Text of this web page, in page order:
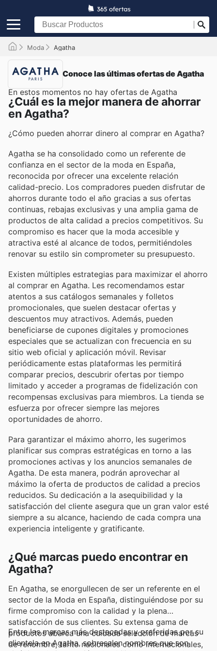
Moda Agatha
Conoce las últimas ofertas de Agatha
En estos momentos no hay ofertas de Agatha
¿Cuál es la mejor manera de ahorrar
en Agatha?
¿Cómo pueden ahorrar dinero al comprar en Agatha?
Agatha se ha consolidado como un referente de
confianza en el sector de la moda en España,
reconocida por ofrecer una excelente relación
calidad-precio. Los compradores pueden disfrutar de
ahorros durante todo el año gracias a sus ofertas
continuas, rebajas exclusivas y una amplia gama de
productos de alta calidad a precios competitivos. Su
compromiso es hacer que la moda accesible y
atractiva esté al alcance de todos, permitiéndoles
renovar su estilo sin comprometer su presupuesto.
Existen múltiples estrategias para maximizar el ahorro
al comprar en Agatha. Les recomendamos estar
atentos a sus catálogos semanales y folletos
promocionales, que suelen destacar ofertas y
descuentos muy atractivos. Además, pueden
beneficiarse de cupones digitales y promociones
especiales que se actualizan con frecuencia en su
sitio web oficial y aplicación móvil. Revisar
periódicamente estas plataformas les permitirá
comparar precios, descubrir ofertas por tiempo
limitado y acceder a programas de fidelización con
recompensas exclusivas para miembros. La tienda se
esfuerza por ofrecer siempre las mejores
oportunidades de ahorro.
Para garantizar el máximo ahorro, les sugerimos
planificar sus compras estratégicas en torno a las
promociones activas y los anuncios semanales de
Agatha. De esta manera, podrán aprovechar al
máximo la oferta de productos de calidad a precios
reducidos. Su dedicación a la asequibilidad y la
satisfacción del cliente asegura que un gran valor esté
siempre a su alcance, haciendo de cada compra una
experiencia inteligente y gratificante.
¿Qué marcas puedo encontrar en
Agatha?
En Agatha, se enorgullecen de ser un referente en el
sector de la Moda en España, distinguiéndose por su
firme compromiso con la calidad y la plena
satisfacción de sus clientes. Su extensa gama de
productos abarca una cuidada selección de marcas
de renombre, tanto nacionales como internacionales,
Entre las marcas más destacadas y preferidas por su
clientela en Agatha, sobresalen nombres que son